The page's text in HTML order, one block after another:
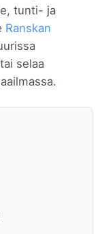
tunti- ja
Ranskan
selaa